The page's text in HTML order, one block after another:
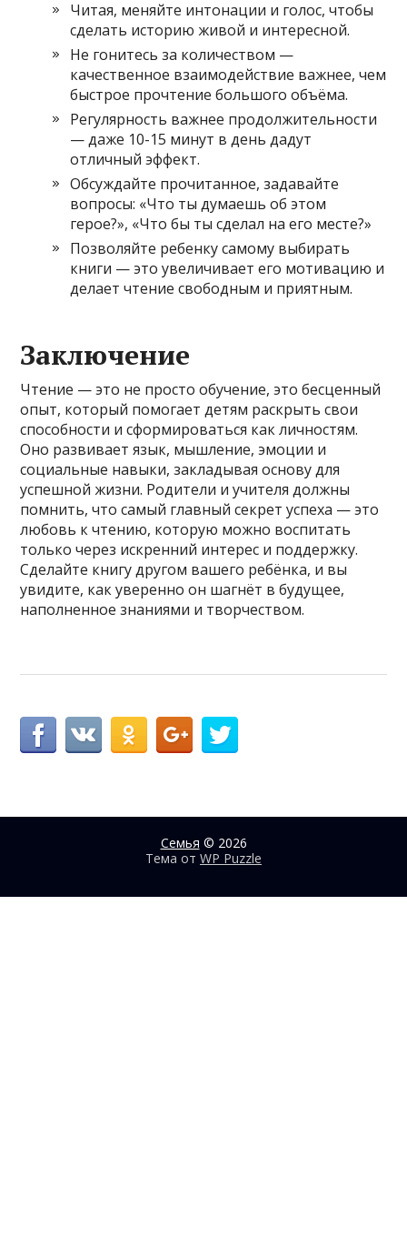
Читая, меняйте интонации и голос, чтобы
сделать историю живой и интересной.
Не гонитесь за количеством —
качественное взаимодействие важнее, чем
быстрое прочтение большого объёма.
Регулярность важнее продолжительности
— даже 10-15 минут в день дадут
отличный эффект.
Обсуждайте прочитанное, задавайте
вопросы: «Что ты думаешь об этом
герое?», «Что бы ты сделал на его месте?»
Позволяйте ребенку самому выбирать
книги — это увеличивает его мотивацию и
делает чтение свободным и приятным.
Заключение
Чтение — это не просто обучение, это бесценный
опыт, который помогает детям раскрыть свои
способности и сформироваться как личностям.
Оно развивает язык, мышление, эмоции и
социальные навыки, закладывая основу для
успешной жизни. Родители и учителя должны
помнить, что самый главный секрет успеха — это
любовь к чтению, которую можно воспитать
только через искренний интерес и поддержку.
Сделайте книгу другом вашего ребёнка, и вы
увидите, как уверенно он шагнёт в будущее,
наполненное знаниями и творчеством.
Семья © 2026
Тема от WP Puzzle